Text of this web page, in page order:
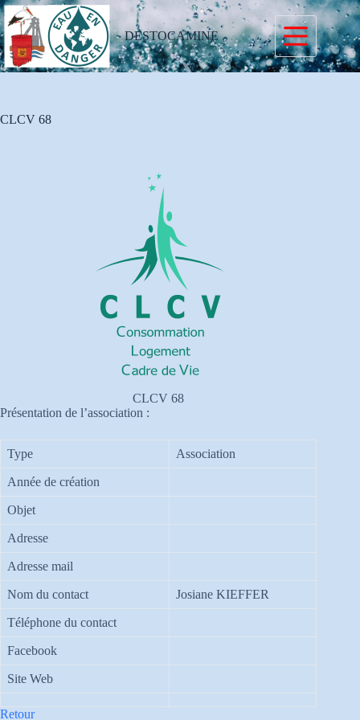
Passer
au
contenu
DESTOCAMINE
CLCV 68
CLCV 68
Présentation de l’association :
Type Association
Année de création
Objet
Adresse
Adresse mail
Nom du contact Josiane KIEFFER
Téléphone du contact
Facebook
Site Web
Retour